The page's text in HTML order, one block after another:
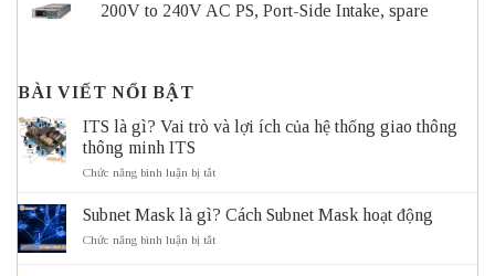
200V to 240V AC PS, Port-Side Intake, spare
BÀI VIẾT NỔI BẬT
ITS là gì? Vai trò và lợi ích của hệ thống giao thông
thông minh ITS
Chức năng bình luận bị tắtở
gì?
Vai
Subnet Mask là gì? Cách Subnet Mask hoạt động
Chức năng bình luận bị tắtở